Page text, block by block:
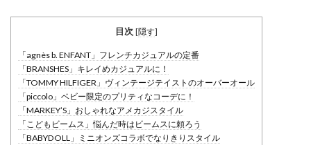
目次 [隠す]
「agnès b. ENFANT」フレンチカジュアルの定番
「BRANSHES」キレイめカジュアルに！
「TOMMY HILFIGER」ヴィンテージテイストのオーバーオール
「piccolo」ベビー限定のプリティなコーデに！
「MARKEY’S」おしゃれなアメカジスタイル
「こどもビームス」悩んだ時はビームスに頼ろう
「BABYDOLL」ミニオンズコラボでなりきりスタイル